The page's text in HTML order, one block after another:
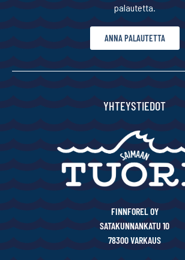
palautetta.
ANNA PALAUTETTA
YHTEYSTIEDOT
FINNFOREL OY
SATAKUNNANKATU 10
78300 VARKAUS